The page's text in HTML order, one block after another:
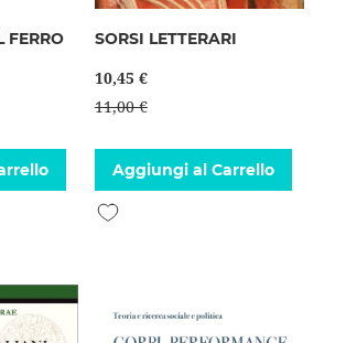
FERRO
desideri
SORSI LETTERARI
10,45 €
11,00 €
Aggiungi al Carrello
Aggiungi alla lista desideri